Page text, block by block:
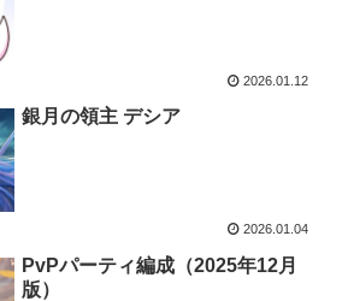
2026.01.12
銀月の領主 デシア
2026.01.04
PvPパーティ編成（2025年12月
版）